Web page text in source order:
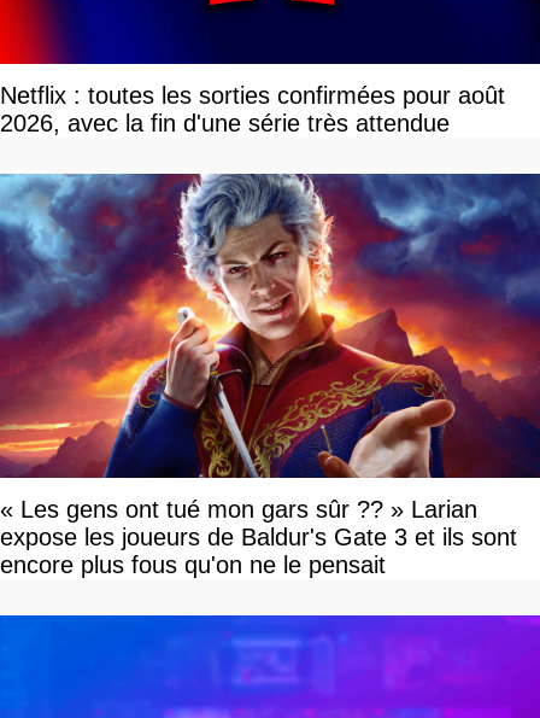
Netflix : toutes les sorties confirmées pour août
2026, avec la fin d'une série très attendue
« Les gens ont tué mon gars sûr ?? » Larian
expose les joueurs de Baldur's Gate 3 et ils sont
encore plus fous qu'on ne le pensait